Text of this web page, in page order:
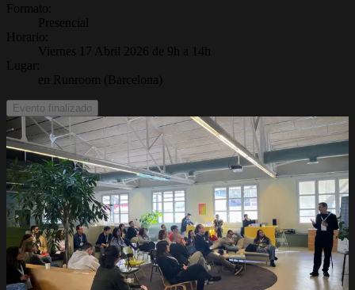
Formato
Presencial
Horario
Viernes 17 Abril 2026 de 9h a 14h
Lugar
en Runroom (Barcelona)
Evento finalizado